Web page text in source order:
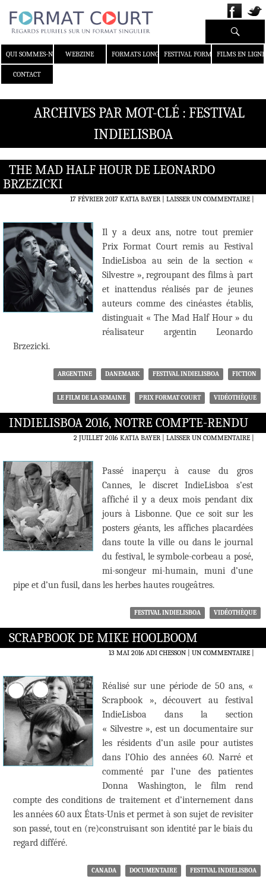
QUI SOMMES-NOUS ?WEBZINE FORMATS LONGS FESTIVAL FORMAT COURT
FILMS EN LIGNE
CONTACT
Recherche
ARCHIVES PAR MOT-CLÉ : FESTIVAL
INDIELISBOA
THE MAD HALF HOUR DE LEONARDO
BRZEZICKI
17 FÉVRIER 2017 KATIA BAYER LAISSER UN COMMENTAIRE|
Il y a deux ans, notre tout premier
Prix Format Court remis au Festival
IndieLisboa au sein de la section «
Silvestre », regroupant des films à part
et inattendus réalisés par de jeunes
auteurs comme des cinéastes établis,
distinguait « The Mad Half Hour » du
réalisateur argentin Leonardo
Brzezicki.
ARGENTINE DANEMARK FESTIVAL INDIELISBOA FICTION
LE FILM DE LA SEMAINE PRIX FORMAT COURT VIDÉOTHÈQUE
INDIELISBOA 2016, NOTRE COMPTE-RENDU
2 JUILLET 2016 KATIA BAYER LAISSER UN COMMENTAIRE|
Passé inaperçu à cause du gros
Cannes, le discret IndieLisboa s’est
affiché il y a deux mois pendant dix
jours à Lisbonne. Que ce soit sur les
posters géants, les affiches placardées
dans toute la ville ou dans le journal
du festival, le symbole-corbeau a posé,
mi-songeur mi-humain, muni d’une
pipe et d’un fusil, dans les herbes hautes rougeâtres.
FESTIVAL INDIELISBOA VIDÉOTHÈQUE
SCRAPBOOK DE MIKE HOOLBOOM
13 MAI 2016 ADI CHESSON UN COMMENTAIRE|
Réalisé sur une période de 50 ans, «
Scrapbook », découvert au festival
IndieLisboa dans la section
« Silvestre », est un documentaire sur
les résidents d’un asile pour autistes
dans l’Ohio des années 60. Narré et
commenté par l’une des patientes
Donna Washington, le film rend
compte des conditions de traitement et d’internement dans
les années 60 aux États-Unis et permet à son sujet de revisiter
son passé, tout en (re)construisant son identité par le biais du
regard différé.
CANADA DOCUMENTAIRE FESTIVAL INDIELISBOA